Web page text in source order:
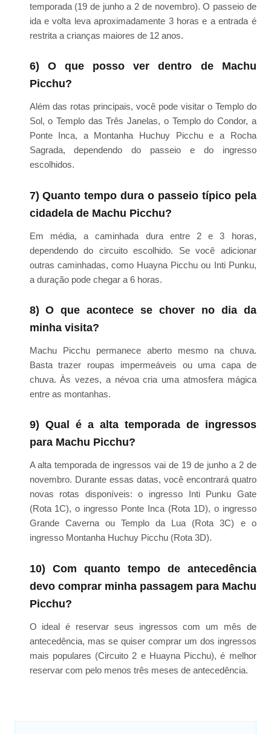
temporada (19 de junho a 2 de novembro). O passeio de
ida e volta leva aproximadamente 3 horas e a entrada é
restrita a crianças maiores de 12 anos.
6) O que posso ver dentro de Machu
Picchu?
Além das rotas principais, você pode visitar o Templo do
Sol, o Templo das Três Janelas, o Templo do Condor, a
Ponte Inca, a Montanha Huchuy Picchu e a Rocha
Sagrada, dependendo do passeio e do ingresso
escolhidos.
7) Quanto tempo dura o passeio típico pela
cidadela de Machu Picchu?
Em média, a caminhada dura entre 2 e 3 horas,
dependendo do circuito escolhido. Se você adicionar
outras caminhadas, como Huayna Picchu ou Inti Punku,
a duração pode chegar a 6 horas.
8) O que acontece se chover no dia da
minha visita?
Machu Picchu permanece aberto mesmo na chuva.
Basta trazer roupas impermeáveis ​​ou uma capa de
chuva. Às vezes, a névoa cria uma atmosfera mágica
entre as montanhas.
9) Qual é a alta temporada de ingressos
para Machu Picchu?
A alta temporada de ingressos vai de 19 de junho a 2 de
novembro. Durante essas datas, você encontrará quatro
novas rotas disponíveis: o ingresso Inti Punku Gate
(Rota 1C), o ingresso Ponte Inca (Rota 1D), o ingresso
Grande Caverna ou Templo da Lua (Rota 3C) e o
ingresso Montanha Huchuy Picchu (Rota 3D).
10) Com quanto tempo de antecedência
devo comprar minha passagem para Machu
Picchu?
O ideal é reservar seus ingressos com um mês de
antecedência, mas se quiser comprar um dos ingressos
mais populares (Circuito 2 e Huayna Picchu), é melhor
reservar com pelo menos três meses de antecedência.